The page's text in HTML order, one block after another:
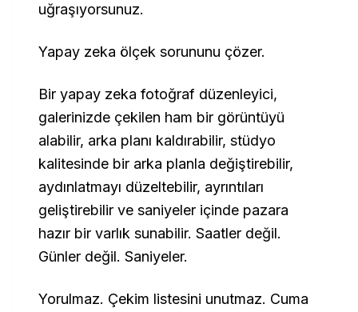
uğraşıyorsunuz.
Yapay zeka ölçek sorununu çözer.
Bir yapay zeka fotoğraf düzenleyici,
galerinizde çekilen ham bir görüntüyü
alabilir, arka planı kaldırabilir, stüdyo
kalitesinde bir arka planla değiştirebilir,
aydınlatmayı düzeltebilir, ayrıntıları
geliştirebilir ve saniyeler içinde pazara
hazır bir varlık sunabilir. Saatler değil.
Günler değil. Saniyeler.
Yorulmaz. Çekim listesini unutmaz. Cuma